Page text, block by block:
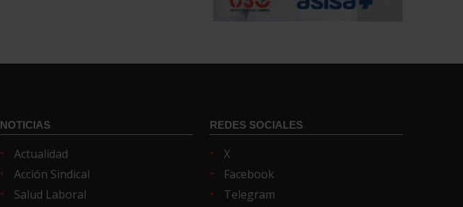
NOTICIAS
Actualidad
Acción Sindical
Salud Laboral
REDES SOCIALES
X
Facebook
Telegram